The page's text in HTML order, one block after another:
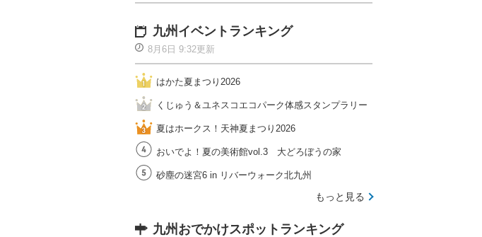
九州イベントランキング
8月6日 9:32更新
はかた夏まつり2026
くじゅう＆ユネスコエコパーク体感スタンプラリー
夏はホークス！天神夏まつり2026
おいでよ！夏の美術館vol.3 大どろぼうの家
砂塵の迷宮6 in リバーウォーク北九州
もっと見る
九州おでかけスポットランキング